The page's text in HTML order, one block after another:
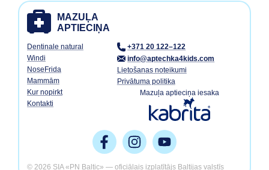
Dentinale natural
Windi
NoseFrida
Mammām
Kur nopirkt
Kontakti
Lietošanas noteikumi
Privātuma politika
+371 20 122–122
info@aptechka4kids.com
Mazuļa aptieciņa iesaka
© 2026 SIA «PN Baltic» — oficiālais izplatītājs Baltijas valstīs